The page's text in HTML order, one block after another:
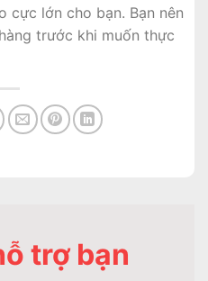
cực lớn cho bạn. Bạn nên
trước khi muốn thực
trợ bạn